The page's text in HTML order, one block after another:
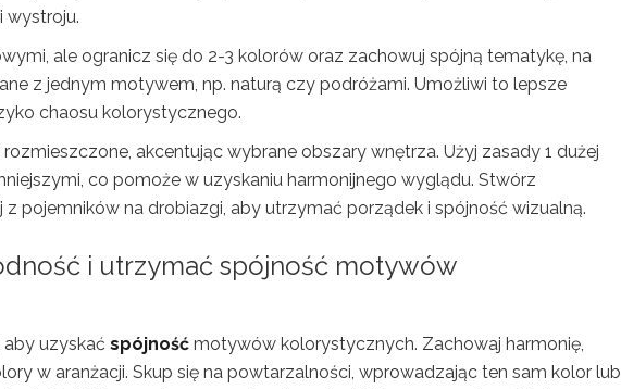
wystroju.
ale ogranicz się do 2-3 kolorów oraz zachowuj spójną tematykę, na
z jednym motywem, np. naturą czy podróżami. Umożliwi to lepsze
chaosu kolorystycznego.
akcentując wybrane obszary wnętrza. Użyj zasady 1 dużej
co pomoże w uzyskaniu harmonijnego wyglądu. Stwórz
pojemników na drobiazgi, aby utrzymać porządek i spójność wizualną.
i utrzymać spójność motywów
uzyskać spójność motywów kolorystycznych. Zachowaj harmonię,
w aranżacji. Skup się na powtarzalności, wprowadzając ten sam kolor lub